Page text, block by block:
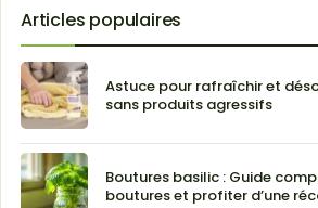
Articles populaires
Astuce pour rafraîchir et
sans produits agressifs
Boutures basilic : Guide
boutures et profiter d’une